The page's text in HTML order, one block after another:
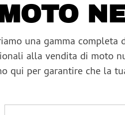
una gamma
alla vendita di moto
qui per garantire che la